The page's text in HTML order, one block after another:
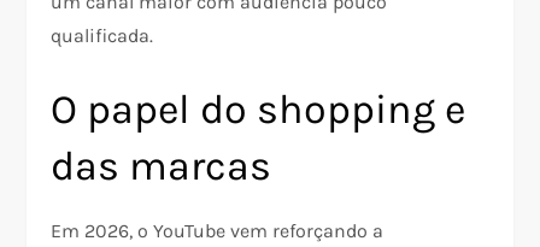
qualificada.
O papel do shopping e
das marcas
Em 2026, o YouTube vem reforçando a